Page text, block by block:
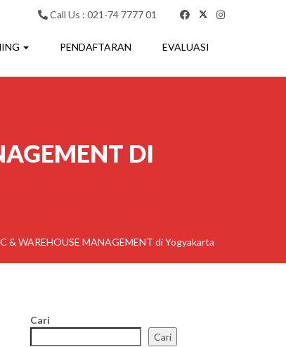
Call Us : 021-74 7777 01
PENDAFTARAN EVALUASI
DI
& WAREHOUSE MANAGEMENT di Yogyakarta
Cari
Cari